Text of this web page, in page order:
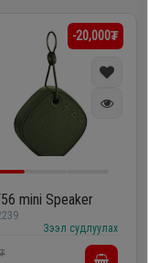
-20,000₮
mini Speaker
Зээл судлуулах